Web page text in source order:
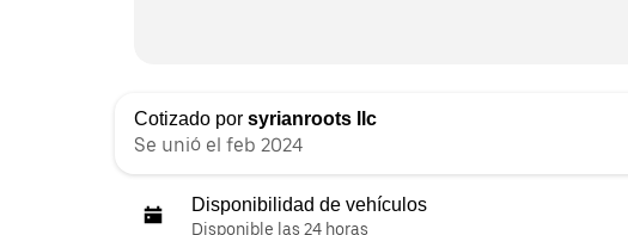
Cotizado por syrianroots llc
Se unió el feb 2024
Disponibilidad de vehículos
Disponible las 24 horas